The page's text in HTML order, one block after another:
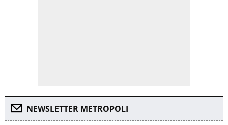
NEWSLETTER METROPOLI